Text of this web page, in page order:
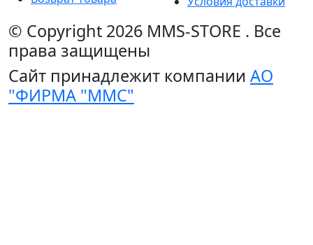
© Copyright 2026 MMS-STORE . Все
права защищены
Сайт принадлежит компании АО
"ФИРМА "ММС"